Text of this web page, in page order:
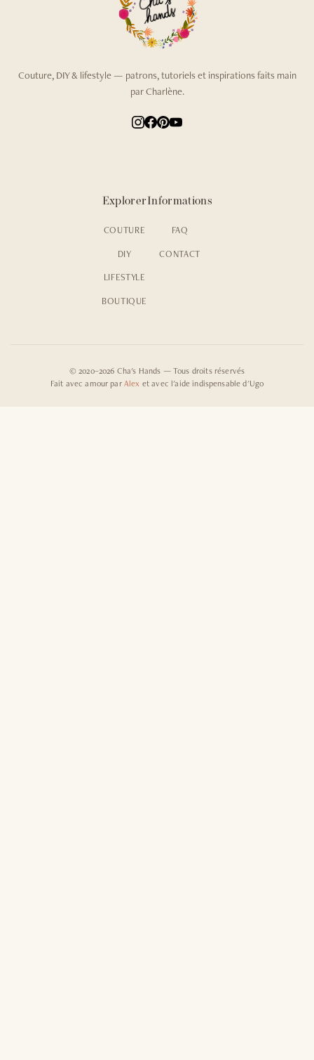
Couture, DIY & lifestyle — patrons, tutoriels et inspirations faits main
par Charlène.
Explorer
COUTURE
DIY
LIFESTYLE
BOUTIQUE
Informations
FAQ
CONTACT
© 2020–2026 Cha's Hands — Tous droits réservés
Fait avec amour par Alex et avec l'aide indispensable d'Ugo